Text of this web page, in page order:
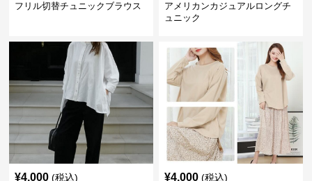
フリル切替チュニックブラウス
アメリカンカジュアルロングチ
ュニック
¥4,000 (税込) ¥4,000 (税込)